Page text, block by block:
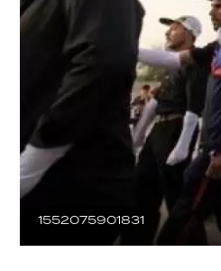
1552075901831